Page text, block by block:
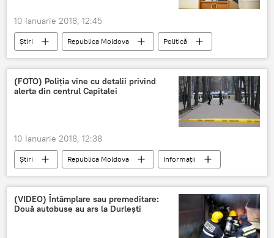
10 Ianuarie 2018, 12:45
Știri Republica Moldova
Politică
Chișinău
Igor Dodon
Curtea Constituțională
proteste
răbdare
revoltă
(FOTO) Poliția vine cu detalii privind
alerta din centrul Capitalei
10 Ianuarie 2018, 12:38
Știri Republica Moldova
Informații
Politia Capitalei
detalii
centrul capitalei
(VIDEO) Întâmplare sau premeditare:
Două autobuse au ars la Durlești